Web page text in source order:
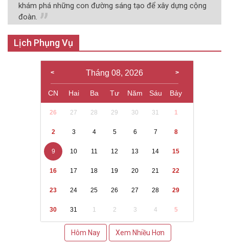
khám phá những con đường sáng tạo để xây dựng cộng
đoàn.
Lịch Phụng Vụ
Tháng 08, 2026
CN Hai Ba Tư Năm Sáu Bảy
26 27 28 29 30 31 1
2 3 4 5 6 7 8
9 10 11 12 13 14 15
16 17 18 19 20 21 22
23 24 25 26 27 28 29
30 31 1 2 3 4 5
Hôm Nay Xem Nhiều Hơn